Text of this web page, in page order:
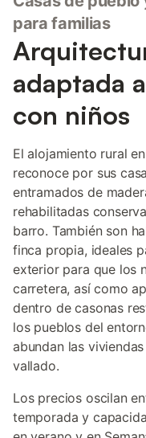
para familias
adaptada
con niños
El alojamiento rural
reconoce por sus
entramados de
rehabilitadas
barro. También son
finca propia, ideales
exterior para que los
carretera, así como
dentro de casonas
los pueblos del
abundan las
vallado.
Los precios oscilan
temporada y